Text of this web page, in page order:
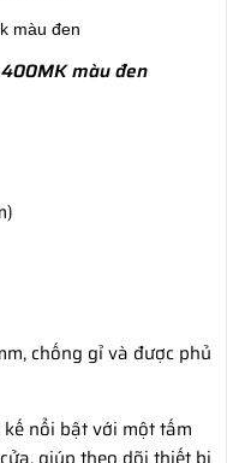
màu đen
chống gỉ và được phủ
nổi bật với một tấm